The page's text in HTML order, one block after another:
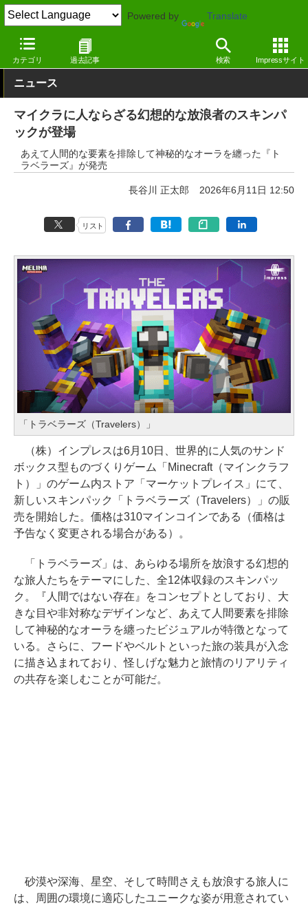
Powered by Translate
カテゴリ 過去記事 検索 Impressサイト
窓の杜 エンタメ ゲーム
ニュース
マイクラに人ならざる幻想的な放浪者のスキンパ
ックが登場
あえて人間的な要素を排除して神秘的なオーラを纏った『ト
ラベラーズ』が発売
長谷川 正太郎 2026年6月11日 12:50
リスト
「トラベラーズ（Travelers）」
（株）インプレスは6月10日、世界的に人気のサンド
ボックス型ものづくりゲーム「Minecraft（マインクラフ
ト）」のゲーム内ストア「マーケットプレイス」にて、
新しいスキンパック「トラベラーズ（Travelers）」の販
売を開始した。価格は310マインコインである（価格は
予告なく変更される場合がある）。
「トラベラーズ」は、あらゆる場所を放浪する幻想的
な旅人たちをテーマにした、全12体収録のスキンパッ
ク。『人間ではない存在』をコンセプトとしており、大
きな目や非対称なデザインなど、あえて人間要素を排除
して神秘的なオーラを纏ったビジュアルが特徴となって
いる。さらに、フードやベルトといった旅の装具が入念
に描き込まれており、怪しげな魅力と旅情のリアリティ
の共存を楽しむことが可能だ。
砂漠や深海、星空、そして時間さえも放浪する旅人に
は、周囲の環境に適応したユニークな姿が用意されてい